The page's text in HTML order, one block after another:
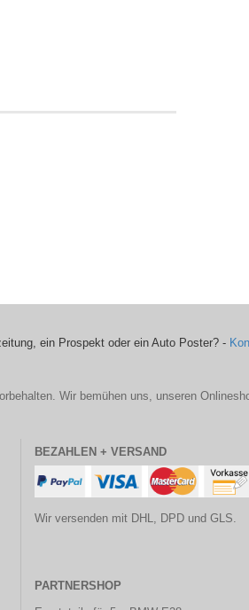
ein Prospekt oder ein Auto Poster? -
Wir bemühen uns, unseren
BEZAHLEN + VERSAND
Wir versenden mit DHL, DPD und GLS.
PARTNERSHOP